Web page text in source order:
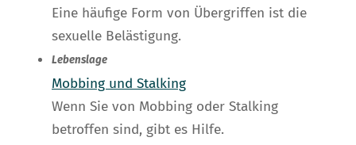
Eine häufige Form von Übergriffen ist die
sexuelle Belästigung.
Lebenslage
Mobbing und Stalking
Wenn Sie von Mobbing oder Stalking
betroffen sind, gibt es Hilfe.